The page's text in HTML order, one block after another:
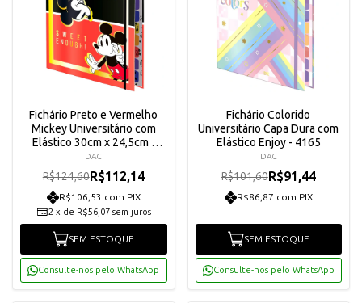
Fichário Preto e Vermelho
Mickey Universitário com
Elástico 30cm x 24,5cm -
4403
DAC
R$124,60R$112,14
R$106,53 com PIX
2 x de R$56,07 sem juros
SEM ESTOQUE
Consulte-nos pelo WhatsApp
Fichário Colorido
Universitário Capa Dura com
Elástico Enjoy - 4165
DAC
R$101,60R$91,44
R$86,87 com PIX
SEM ESTOQUE
Consulte-nos pelo WhatsApp